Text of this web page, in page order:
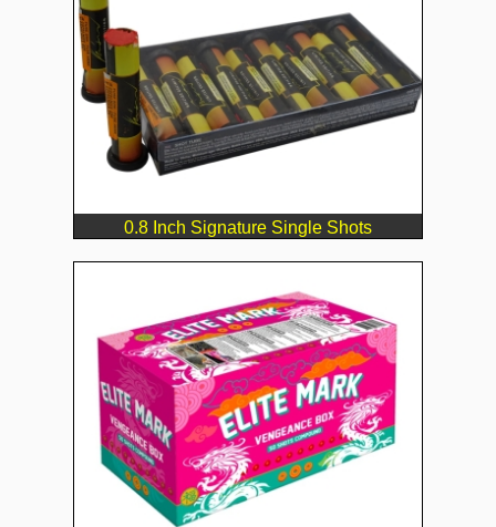
0.8 Inch Signature Single Shots